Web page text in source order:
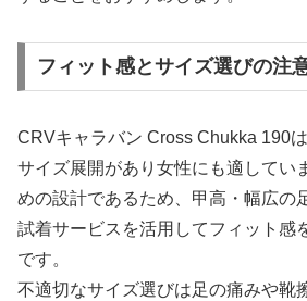
フィット感とサイズ選びの注
CRVキャラバン Cross Chukka 190
サイズ展開があり女性にも適してい
めの設計であるため、甲高・幅広の
試着サービスを活用してフィット感
です。
不適切なサイズ選びは足の痛みや靴